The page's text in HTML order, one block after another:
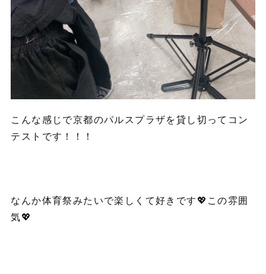
こんな感じで京都のパルスプラザを貸し切ってコン
テストです！！！
なんか体育祭みたいで楽しくて好きです💖この雰囲
気💖